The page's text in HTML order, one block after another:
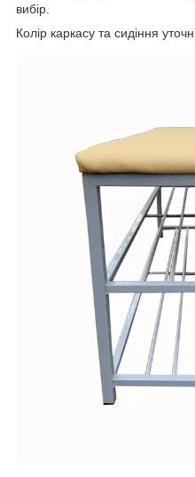
вибір.
Колір каркасу та сидіння